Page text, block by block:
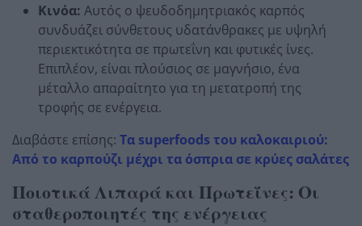
Κινόα: Αυτός ο ψευδοδημητριακός καρπός
συνδυάζει σύνθετους υδατάνθρακες με υψηλή
περιεκτικότητα σε πρωτεΐνη και φυτικές ίνες.
Επιπλέον, είναι πλούσιος σε μαγνήσιο, ένα
μέταλλο απαραίτητο για τη μετατροπή της
τροφής σε ενέργεια.
Διαβάστε επίσης: Τα superfoods του καλοκαιριού:
Από το καρπούζι μέχρι τα όσπρια σε κρύες σαλάτες
Ποιοτικά Λιπαρά και Πρωτεΐνες: Οι
σταθεροποιητές της ενέργειας